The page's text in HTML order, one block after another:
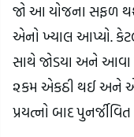
જો આ યોજના સફળ
એનો ખ્યાલ આપ્યો.
સાથે જોડયા અને આવા
૨કમ એકઠી થઈ અને એ
પ્રયત્નો બાદ